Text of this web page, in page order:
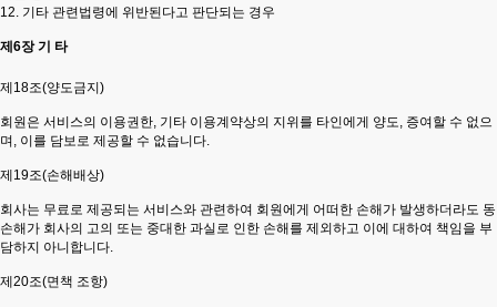
12. 기타 관련법령에 위반된다고 판단되는 경우
제6장 기 타
제18조(양도금지)
회원은 서비스의 이용권한, 기타 이용계약상의 지위를 타인에게 양도, 증여할 수 없으
며, 이를 담보로 제공할 수 없습니다.
제19조(손해배상)
회사는 무료로 제공되는 서비스와 관련하여 회원에게 어떠한 손해가 발생하더라도 동
손해가 회사의 고의 또는 중대한 과실로 인한 손해를 제외하고 이에 대하여 책임을 부
담하지 아니합니다.
제20조(면책 조항)